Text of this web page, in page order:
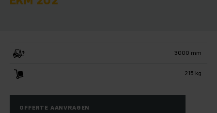
3000 mm
215 kg
OFFERTE AANVRAGEN